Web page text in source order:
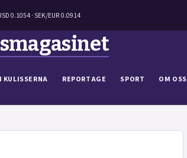
0.1054 · SEK/EUR 0.0914
KULISSERNA REPORTAGE SPORT OM OSS